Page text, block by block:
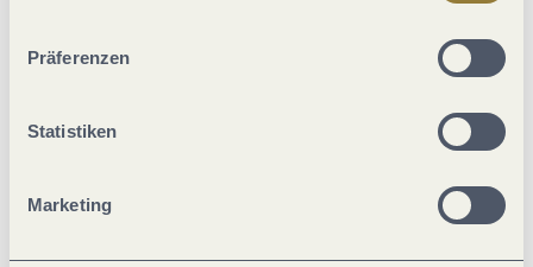
ablehnen" kann es zu Beeinträchtigungen in der Nutzung
Präferenzen
Statistiken
Marketing